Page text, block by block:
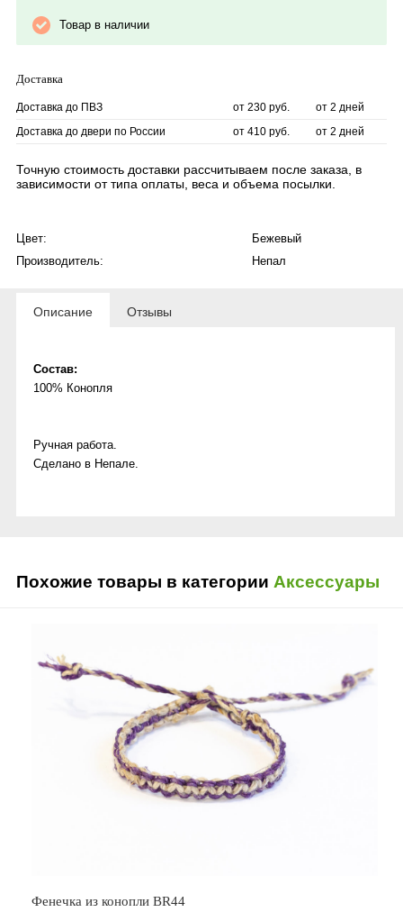
Товар в наличии
Доставка
Доставка до ПВЗ от 230 руб.
от 2 дней
Доставка до двери по России
от 410 руб. от 2 дней
Точную стоимость доставки рассчитываем после заказа, в
зависимости от типа оплаты, веса и объема посылки.
Цвет:
Бежевый
Производитель:
Непал
Описание Отзывы
Состав:
100% Конопля
Ручная работа.
Сделано в Непале.
Похожие товары в категории Аксессуары
Фенечка из конопли BR44